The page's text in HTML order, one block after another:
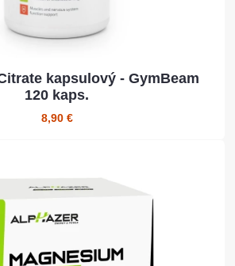
kapsulový - GymBeam
120 kaps.
8,90 €